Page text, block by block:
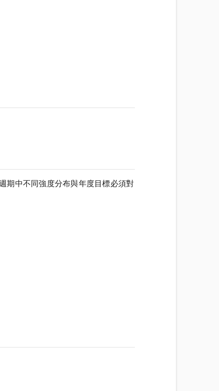
中不同強度分布與年度目標必須對